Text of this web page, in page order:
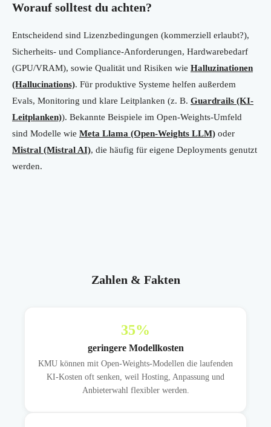
Worauf solltest du achten?
Entscheidend sind Lizenzbedingungen (kommerziell erlaubt?),
Sicherheits- und Compliance-Anforderungen, Hardwarebedarf
(GPU/VRAM), sowie Qualität und Risiken wie Halluzinationen
(Hallucinations). Für produktive Systeme helfen außerdem
Evals, Monitoring und klare Leitplanken (z. B. Guardrails (KI-
Leitplanken)). Bekannte Beispiele im Open-Weights-Umfeld
sind Modelle wie Meta Llama (Open-Weights LLM) oder
Mistral (Mistral AI), die häufig für eigene Deployments genutzt
werden.
Zahlen & Fakten
35%
geringere Modellkosten
KMU können mit Open-Weights-Modellen die laufenden
KI-Kosten oft senken, weil Hosting, Anpassung und
Anbieterwahl flexibler werden.